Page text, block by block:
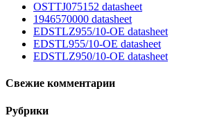
OSTTJ075152 datasheet
1946570000 datasheet
EDSTLZ955/10-OE datasheet
EDSTL955/10-OE datasheet
EDSTLZ950/10-OE datasheet
Свежие комментарии
Рубрики